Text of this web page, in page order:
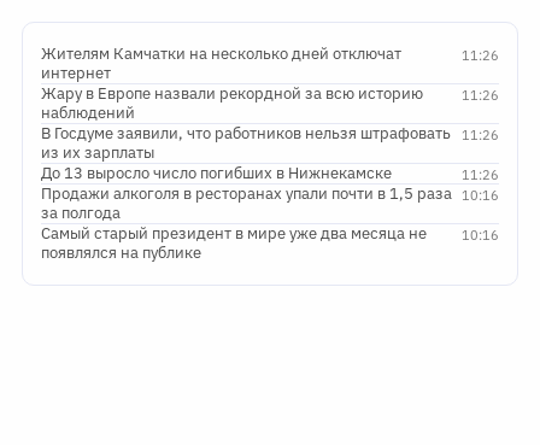
11:26
Жителям Камчатки на несколько дней отключат
интернет
11:26
Жару в Европе назвали рекордной за всю историю
наблюдений
11:26
В Госдуме заявили, что работников нельзя штрафовать
из их зарплаты
11:26
До 13 выросло число погибших в Нижнекамске
10:16
Продажи алкоголя в ресторанах упали почти в 1,5 раза
за полгода
10:16
Самый старый президент в мире уже два месяца не
появлялся на публике